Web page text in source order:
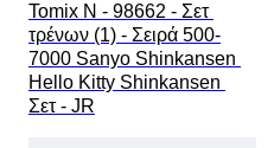
Tomix N - 98662 - Σετ
τρένων (1) - Σειρά 500-
7000 Sanyo Shinkansen
Hello Kitty Shinkansen
Σετ - JR